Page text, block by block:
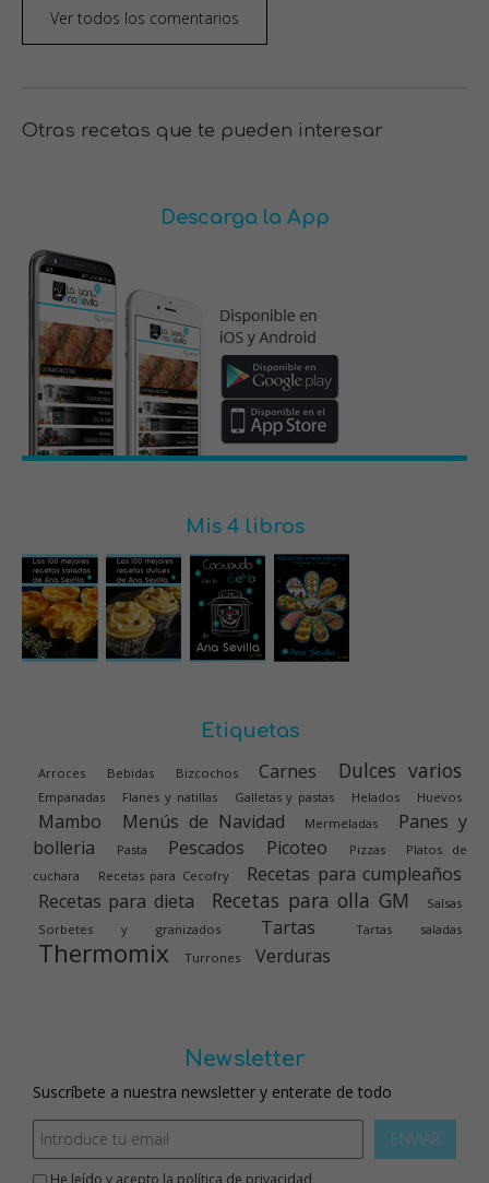
Ver todos los comentarios
Otras recetas que te pueden interesar
Descarga la App
Mis 4 libros
Etiquetas
Arroces Bebidas Bizcochos Carnes Dulces varios
Empanadas Flanes y natillas Galletas y pastas Helados Huevos
Mambo Menús de Navidad Mermeladas
Panes y
bolleria
Pasta Pescados Picoteo Pizzas
Platos de
cuchara
Recetas para Cecofry
Recetas para cumpleaños
Recetas para dieta
Recetas para olla GM
Salsas
Sorbetes y granizados
Tartas Tartas saladas
Thermomix Turrones Verduras
Newsletter
Suscríbete a nuestra newsletter y enterate de todo
ENVIAR